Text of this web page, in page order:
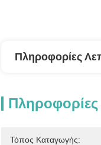
Πληροφορίες
Πληροφορίες
Τόπος Καταγωγής: